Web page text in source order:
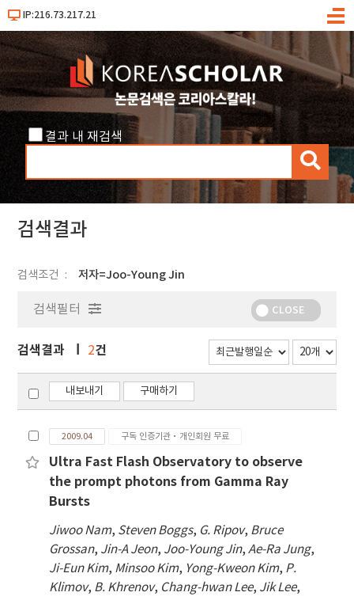
IP:216.73.217.21
메
결과 내 재검색
검
색
검색결과
검색조건 저자=Joo-Young Jin
검색필터 CLOSE
검색결과 2건
내보내기 구매하기
2009.04 구독 인증기관·개인회원 무료
Ultra Fast Flash Observatory to observe
the prompt photons from Gamma Ray
Bursts
Jiwoo Nam, Steven Boggs, G. Ripov, Bruce
Grossan, Jin-A Jeon, Joo-Young Jin,Ae-Ra Jung,
Ji-Eun Kim, Minsoo Kim, Yong-Kweon Kim, P.
Klimov, B. Khrenov, Chang-hwan Lee, Jik Lee,